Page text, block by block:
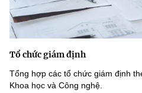
Tổ chức giám định
Tổng hợp các tổ chức giám định
Khoa học và Công nghệ.